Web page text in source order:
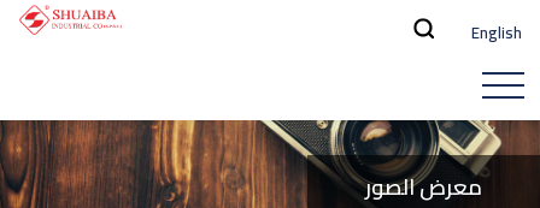
English
معرض الصور